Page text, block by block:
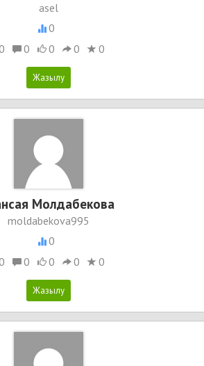
asel
0
0 0 0 0
Молдабекова
moldabekova995
0
0 0 0 0